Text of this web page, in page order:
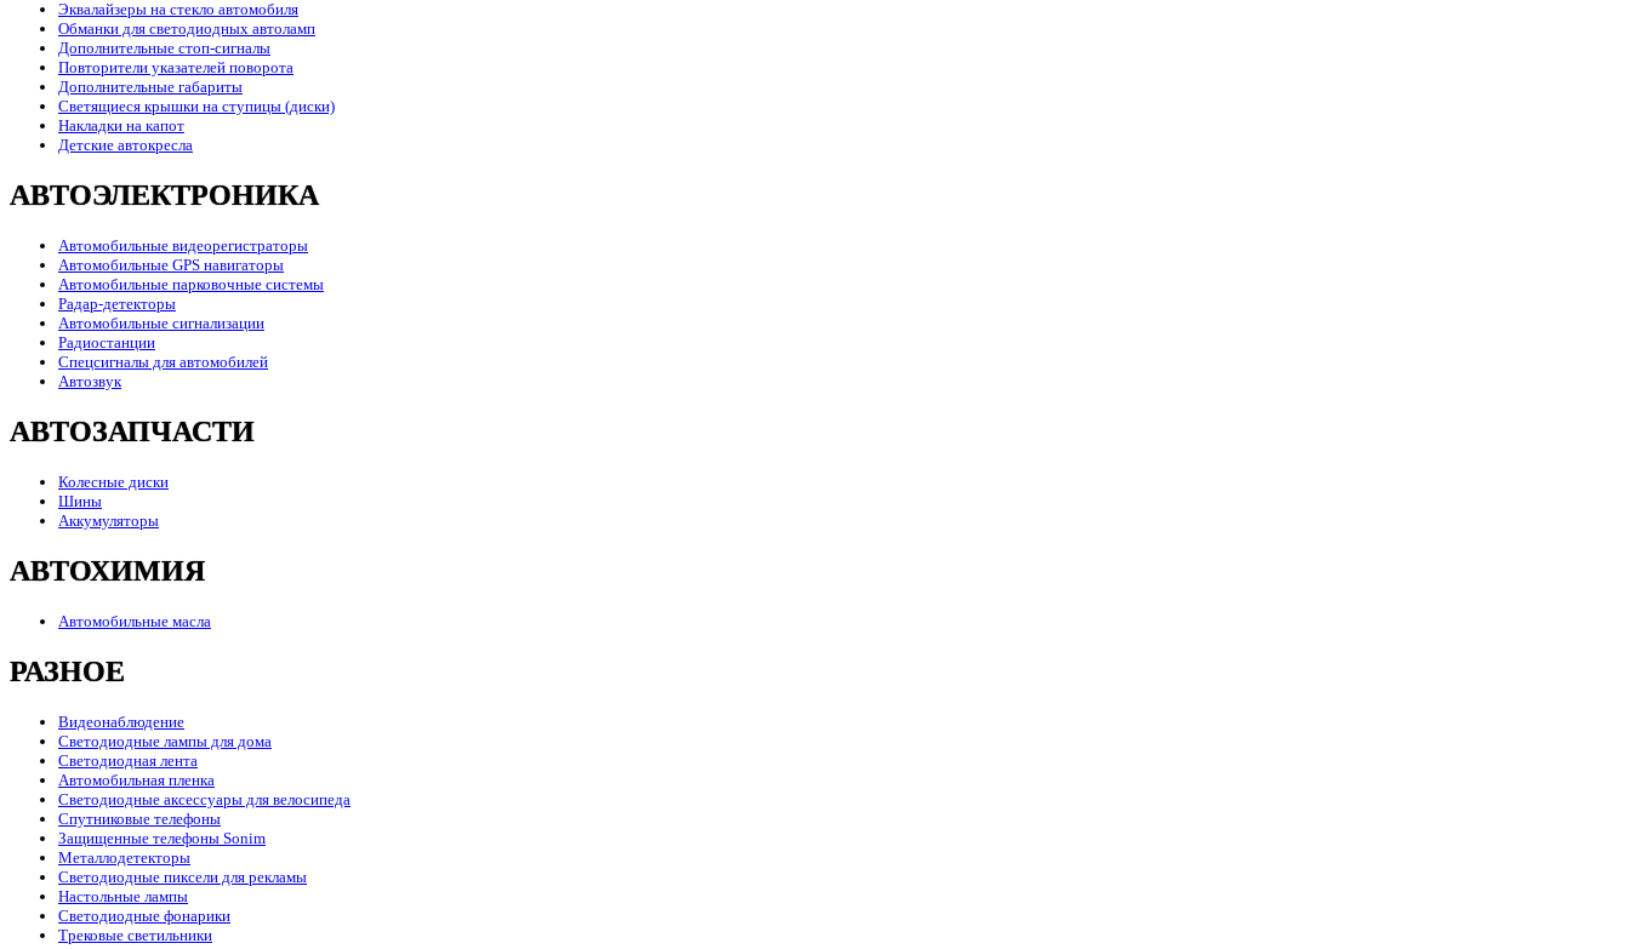
Эквалайзеры на стекло автомобиля
Обманки для светодиодных автоламп
Дополнительные стоп-сигналы
Повторители указателей поворота
Дополнительные габариты
Светящиеся крышки на ступицы (диски)
Накладки на капот
Детские автокресла
АВТОЭЛЕКТРОНИКА
Автомобильные видеорегистраторы
Автомобильные GPS навигаторы
Автомобильные парковочные системы
Радар-детекторы
Автомобильные сигнализации
Радиостанции
Спецсигналы для автомобилей
Автозвук
АВТОЗАПЧАСТИ
Колесные диски
Шины
Аккумуляторы
АВТОХИМИЯ
Автомобильные масла
РАЗНОЕ
Видеонаблюдение
Светодиодные лампы для дома
Светодиодная лента
Автомобильная пленка
Светодиодные аксессуары для велосипеда
Спутниковые телефоны
Защищенные телефоны Sonim
Металлодетекторы
Светодиодные пиксели для рекламы
Настольные лампы
Светодиодные фонарики
Трековые светильники